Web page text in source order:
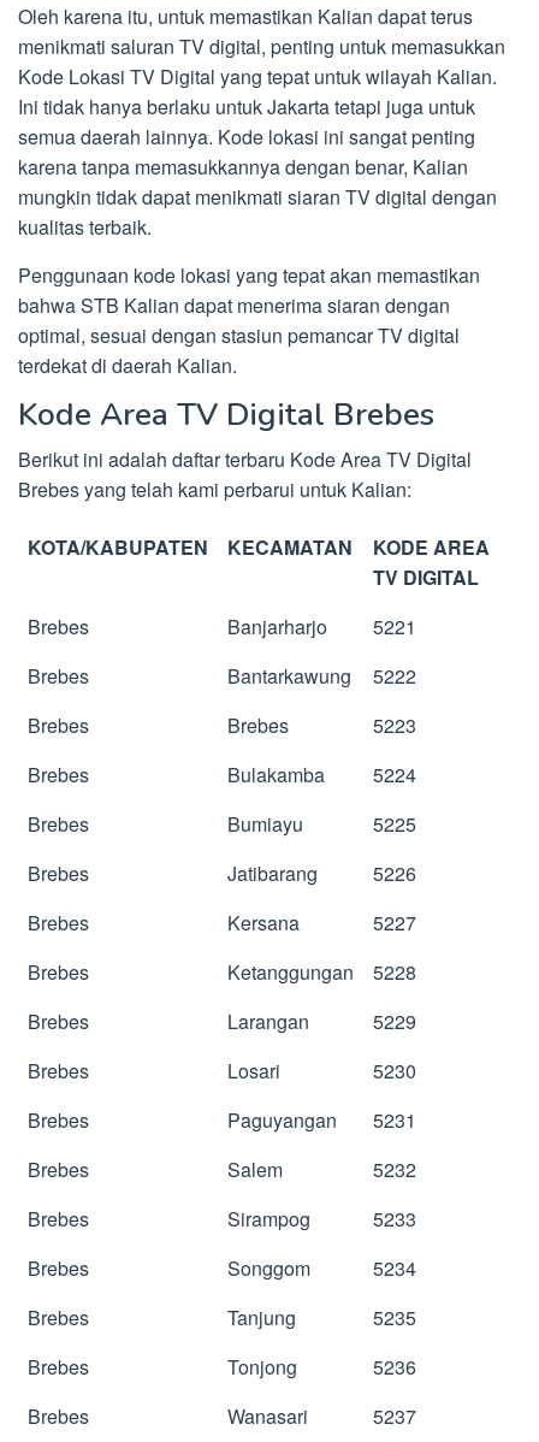
Oleh karena itu, untuk memastikan Kalian dapat terus
menikmati saluran TV digital, penting untuk memasukkan
Kode Lokasi TV Digital yang tepat untuk wilayah Kalian.
Ini tidak hanya berlaku untuk Jakarta tetapi juga untuk
semua daerah lainnya. Kode lokasi ini sangat penting
karena tanpa memasukkannya dengan benar, Kalian
mungkin tidak dapat menikmati siaran TV digital dengan
kualitas terbaik.
Penggunaan kode lokasi yang tepat akan memastikan
bahwa STB Kalian dapat menerima siaran dengan
optimal, sesuai dengan stasiun pemancar TV digital
terdekat di daerah Kalian.
Kode Area TV Digital Brebes
Berikut ini adalah daftar terbaru Kode Area TV Digital
Brebes yang telah kami perbarui untuk Kalian:
KOTA/KABUPATEN KECAMATAN
KODE AREA
TV DIGITAL
Brebes
Banjarharjo
5221
Brebes
Bantarkawung
5222
Brebes
Brebes
5223
Brebes
Bulakamba
5224
Brebes
Bumiayu
5225
Brebes
Jatibarang
5226
Brebes
Kersana
5227
Brebes
Ketanggungan
5228
Brebes
Larangan
5229
Brebes
Losari
5230
Brebes
Paguyangan
5231
Brebes
Salem
5232
Brebes
Sirampog
5233
Brebes
Songgom
5234
Brebes
Tanjung
5235
Brebes
Tonjong
5236
Brebes
Wanasari 5237